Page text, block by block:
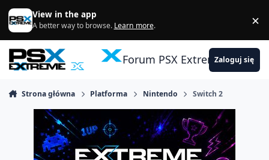
Skocz do zawartości
View in the app
A better way to browse. Learn more. ×
Forum PSX ExtremeZaloguj się
Strona główna Platforma Nintendo Switch 2